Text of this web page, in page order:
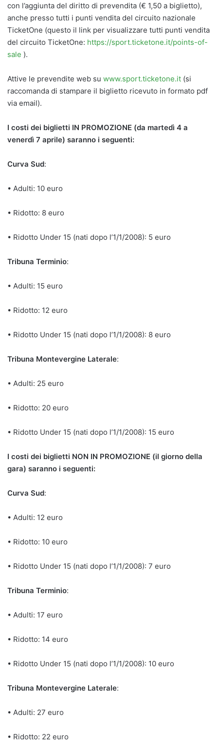
con l’aggiunta del diritto di prevendita (€ 1,50 a biglietto),
anche presso tutti i punti vendita del circuito nazionale
TicketOne (questo il link per visualizzare tutti punti vendita
del circuito TicketOne: https://sport.ticketone.it/points-of-
sale ).
Attive le prevendite web su www.sport.ticketone.it (si
raccomanda di stampare il biglietto ricevuto in formato pdf
via email).
I costi dei biglietti IN PROMOZIONE (da martedì 4 a
venerdì 7 aprile) saranno i seguenti:
Curva Sud:
• Adulti: 10 euro
• Ridotto: 8 euro
• Ridotto Under 15 (nati dopo l’1/1/2008): 5 euro
Tribuna Terminio:
• Adulti: 15 euro
• Ridotto: 12 euro
• Ridotto Under 15 (nati dopo l’1/1/2008): 8 euro
Tribuna Montevergine Laterale:
• Adulti: 25 euro
• Ridotto: 20 euro
• Ridotto Under 15 (nati dopo l’1/1/2008): 15 euro
I costi dei biglietti NON IN PROMOZIONE (il giorno della
gara) saranno i seguenti:
Curva Sud:
• Adulti: 12 euro
• Ridotto: 10 euro
• Ridotto Under 15 (nati dopo l’1/1/2008): 7 euro
Tribuna Terminio:
• Adulti: 17 euro
• Ridotto: 14 euro
• Ridotto Under 15 (nati dopo l’1/1/2008): 10 euro
Tribuna Montevergine Laterale:
• Adulti: 27 euro
• Ridotto: 22 euro